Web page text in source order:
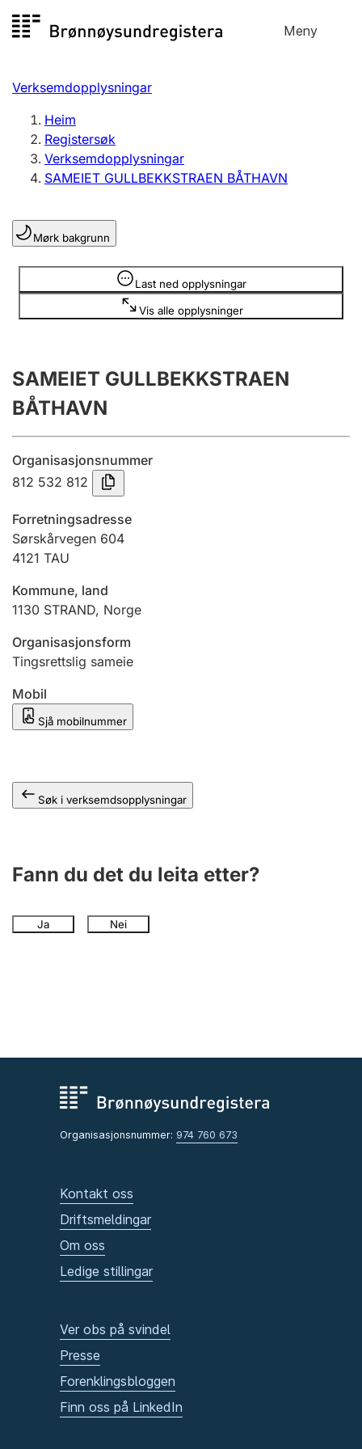
til
Meny
Registersøk
Aksjeselskap
Enkeltpersonføretak
Registrere, endre, slette
Lag og foreining
Registrere, endre, slette
Årsrekneskap
Innsending og forseinkingsgebyr
Tinglysing
Jeger
Betaling og jegeravgiftskort
Ektepaktrettleiaren
Andre tema
Verksemdopplysningar
Heim
Registersøk
Verksemdopplysningar
SAMEIET GULLBEKKSTRAEN BÅTHAVN
Mørk bakgrunn
Last ned opplysningar
Vis alle opplysninger
Opplysninger er skjult
SAMEIET GULLBEKKSTRAEN
BÅTHAVN
Organisasjonsnummer
812 532 812
Forretningsadresse
Sørskårvegen 604
4121 TAU
Kommune, land
1130 STRAND, Norge
Organisasjonsform
Tingsrettslig sameie
Mobil
Sjå mobilnummer
Søk i verksemdsopplysningar
Fann du det du leita etter?
Ja Nei
Organisasjonsnummer: 974 760 673
Kontakt oss
Driftsmeldingar
Om oss
Ledige stillingar
Ver obs på svindel
Presse
Forenklingsbloggen
Finn oss på LinkedIn